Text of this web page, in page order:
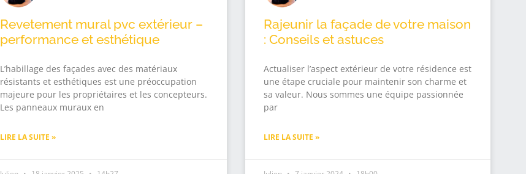
Revetement mural pvc extérieur –
performance et esthétique
L’habillage des façades avec des matériaux
résistants et esthétiques est une préoccupation
majeure pour les propriétaires et les concepteurs.
Les panneaux muraux en
LIRE LA SUITE »
Rajeunir la façade de votre maison
: Conseils et astuces
Actualiser l’aspect extérieur de votre résidence est
une étape cruciale pour maintenir son charme et
sa valeur. Nous sommes une équipe passionnée
par
LIRE LA SUITE »